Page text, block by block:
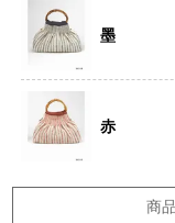
墨
赤
商